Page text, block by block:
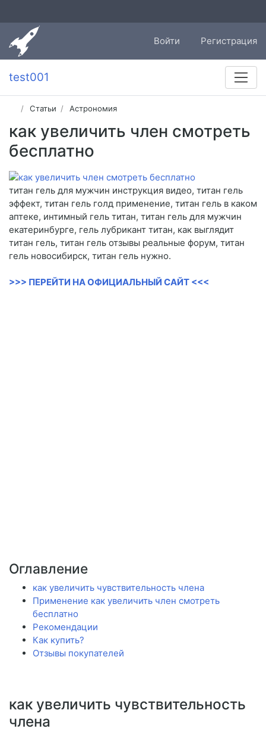
Войти Регистрация
test001
Статьи Астрономия
как увеличить член смотреть
бесплатно
титан гель для мужчин инструкция видео, титан гель
эффект, титан гель голд применение, титан гель в каком
аптеке, интимный гель титан, титан гель для мужчин
екатеринбурге, гель лубрикант титан, как выглядит
титан гель, титан гель отзывы реальные форум, титан
гель новосибирск, титан гель нужно.
>>> ПЕРЕЙТИ НА ОФИЦИАЛЬНЫЙ САЙТ <<<
Оглавление
как увеличить чувствительность члена
Применение как увеличить член смотреть
бесплатно
Рекомендации
Как купить?
Отзывы покупателей
как увеличить чувствительность
члена